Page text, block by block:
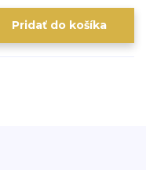
Pridať do košíka